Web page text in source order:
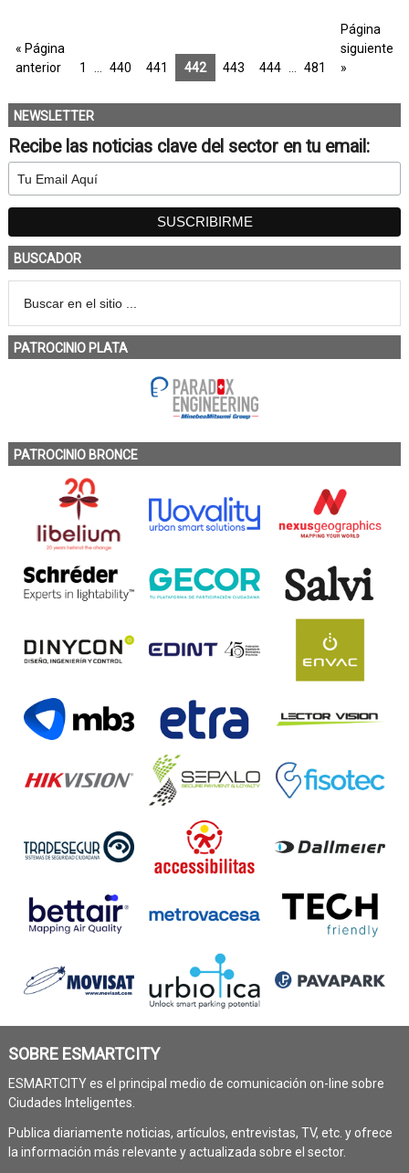
« Página
anterior
1 440 441 442 443 444 481
Página
siguiente
»
NEWSLETTER
Recibe las noticias clave del sector en tu email:
BUSCADOR
PATROCINIO PLATA
PATROCINIO BRONCE
SOBRE ESMARTCITY
ESMARTCITY es el principal medio de comunicación on-line sobre
Ciudades Inteligentes.
Publica diariamente noticias, artículos, entrevistas, TV, etc. y ofrece
la información más relevante y actualizada sobre el sector.